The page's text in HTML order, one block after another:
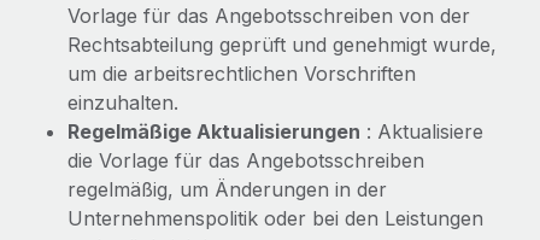
Vorlage für das Angebotsschreiben von der
Rechtsabteilung geprüft und genehmigt wurde,
um die arbeitsrechtlichen Vorschriften
einzuhalten.
Regelmäßige Aktualisierungen : Aktualisiere
die Vorlage für das Angebotsschreiben
regelmäßig, um Änderungen in der
Unternehmenspolitik oder bei den Leistungen